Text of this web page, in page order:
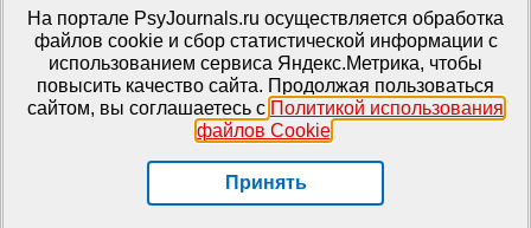
Портал психологических изданий PsyJournals.ru, 2007–2026
Правила использования материалов
Свидетельство регистрации СМИЭл № ФС77-66447 от 14 июля
2016 г.
Издатель: ФГБОУ ВО МГППУ
На портале PsyJournals.ru осуществляется обработка
файлов cookie и сбор статистической информации с
использованием сервиса Яндекс.Метрика, чтобы
повысить качество сайта. Продолжая пользоваться
сайтом, вы соглашаетесь с Политикой использования
файлов Cookie.
Принять